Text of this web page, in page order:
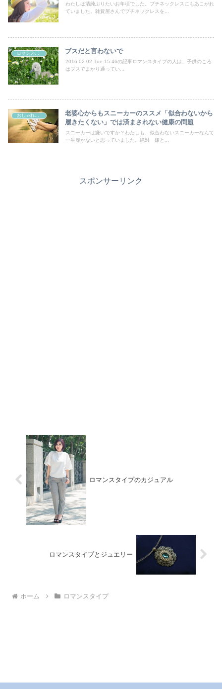
わたしは清純ぶりたいお年頃でした。プチネックレスにもあこがれ
ていました。雑貨屋さんでプチネックレスを...
ロマンスタイプ ブスだと言わないで
2016 02 02 Tue 15:46の記事ロマンスタイプの人は、子供のころ
はブスでまかり通ってい...
老婆心からもスニーカーのススメ「似合わないから
履きたくない」では済まされない健康の問題
スニーカーは嫌いですか？わたしも、似合わないスニーカーなんて
一生履かないと思っていました。絶対 嫌と...
スポンサーリンク
ロマンスタイプのカジュアル
ロマンスタイプとジュエリー
ホーム ロマンスタイプ